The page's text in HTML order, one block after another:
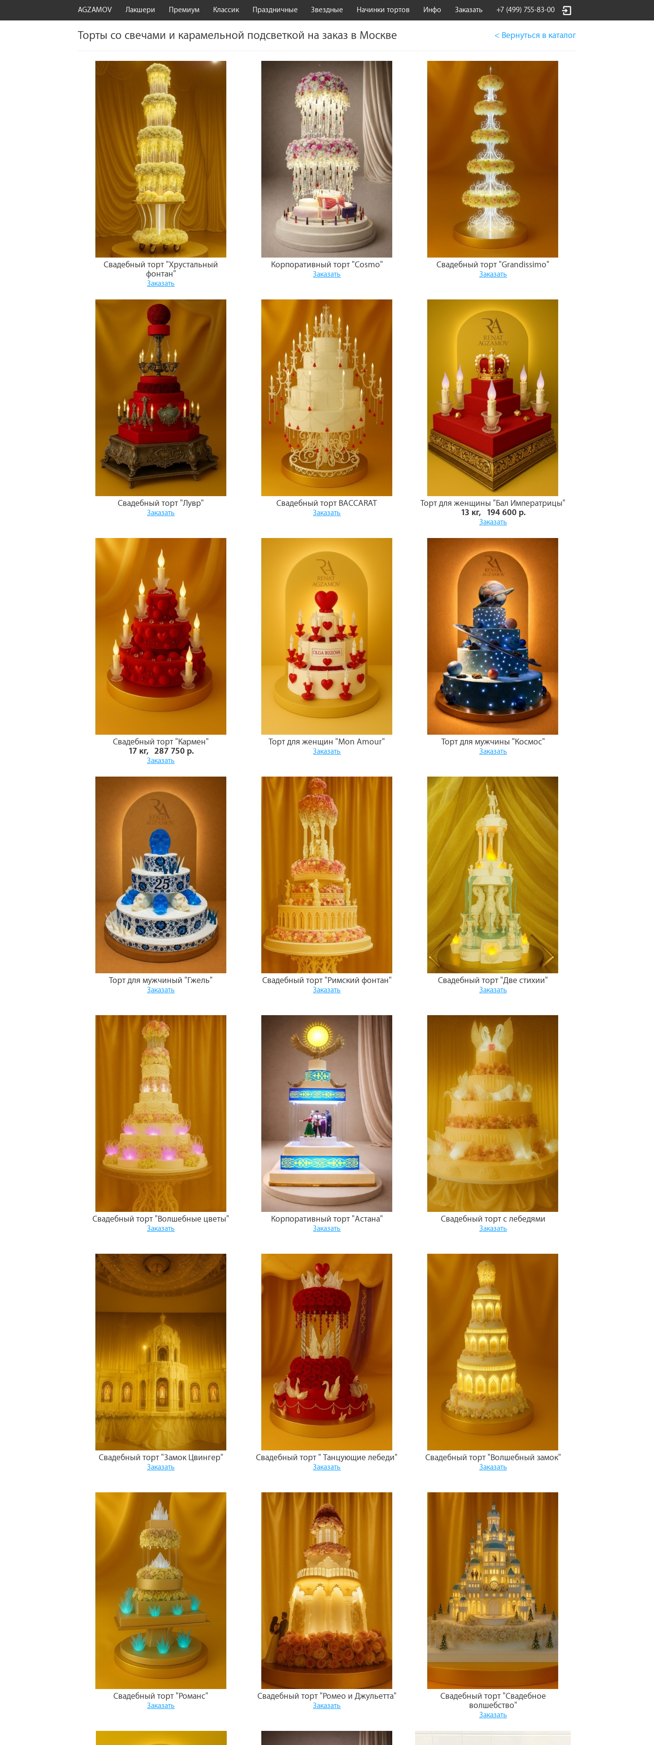
AGZAMOV Лакшери Премиум Классик Праздничные Звездные Начинки тортов Инфо Заказать +7 (499) 755-83-00
Торты со свечами и карамельной подсветкой на заказ в Москве < Вернуться в каталог
Свадебный торт "Хрустальный
фонтан"
Заказать
Корпоративный торт "Cosmo"
Заказать
Свадебный торт "Grandissimo"
Заказать
Свадебный торт "Лувр"
Заказать
Свадебный торт BACCARAT
Заказать
Торт для женщины "Бал Императрицы"
13 кг, 194 600 р.
Заказать
Свадебный торт "Кармен"
17 кг, 287 750 р.
Заказать
Торт для женщин "Mon Amour"
Заказать
Торт для мужчины "Космос"
Заказать
Торт для мужчиный "Гжель"
Заказать
Свадебный торт "Римский фонтан"
Заказать
Свадебный торт "Две стихии"
Заказать
Свадебный торт "Волшебные цветы"
Заказать
Корпоративный торт "Астана"
Заказать
Свадебный торт с лебедями
Заказать
Свадебный торт "Замок Цвингер"
Заказать
Свадебный торт " Танцующие лебеди"
Заказать
Свадебный торт "Волшебный замок"
Заказать
Свадебный торт "Романс"
Заказать
Свадебный торт "Ромео и Джульетта"
Заказать
Свадебный торт "Свадебное
волшебство"
Заказать